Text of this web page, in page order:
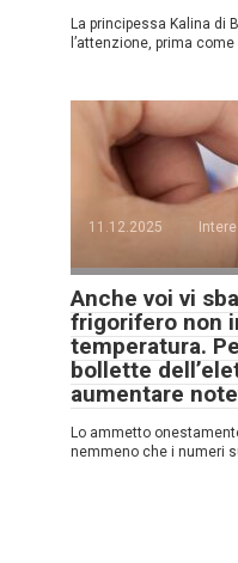
La principessa Kalina di
l’attenzione, prima
11.12.2025
Anche voi vi
frigorifero non
temperatura.
bollette
aumentare
Lo ammetto
nemmeno che i numeri